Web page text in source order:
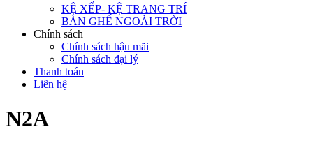
KỆ XẾP- KỆ TRANG TRÍ
BÀN GHẾ NGOÀI TRỜI
Chính sách
Chính sách hậu mãi
Chính sách đại lý
Thanh toán
Liên hệ
N2A